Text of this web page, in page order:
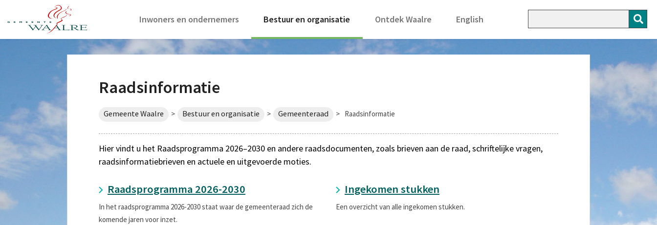
Inwoners en ondernemers Bestuur en organisatie Ontdek Waalre English
Raadsinformatie
Gemeente Waalre > Bestuur en organisatie > Gemeenteraad > Raadsinformatie
Hier vindt u het Raadsprogramma 2026–2030 en andere raadsdocumenten, zoals brieven aan de raad, schriftelijke vragen,
raadsinformatiebrieven en actuele en uitgevoerde moties.
Raadsprogramma 2026-2030
In het raadsprogramma 2026-2030 staat waar de gemeenteraad zich de
komende jaren voor inzet.
Ingekomen stukken
Een overzicht van alle ingekomen stukken.